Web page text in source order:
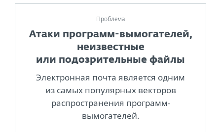
Проблема
Атаки программ-вымогателей,
неизвестные
или подозрительные файлы
Электронная почта является одним
из самых популярных векторов
распространения программ-
вымогателей.